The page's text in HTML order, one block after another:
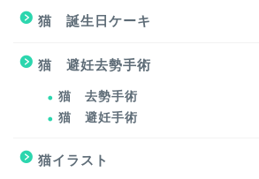
猫 誕生日ケーキ
猫 避妊去勢手術
猫 去勢手術
猫 避妊手術
猫イラスト